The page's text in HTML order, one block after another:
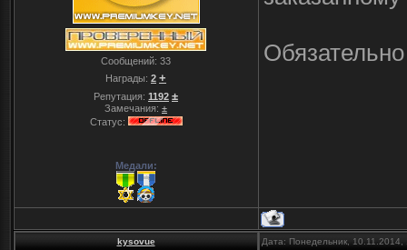
Сообщений: 33
Награды: 2 +
Репутация: 1192 ±
Замечания: ±
Статус:
Медали:
kysovue Дата: Понедельник,